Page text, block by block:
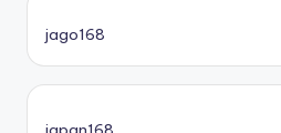
jago168